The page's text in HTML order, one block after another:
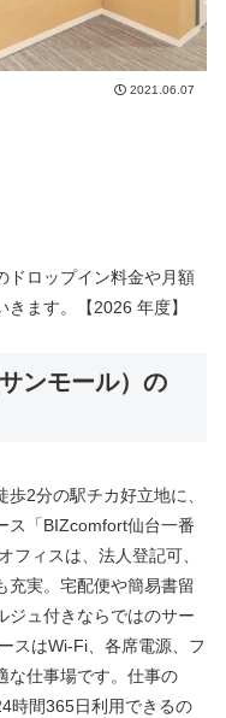
2021.06.07
ドロップイン料金や月額
ます。【2026 年度】
ンモール）の
2分の駅チカ好立地に、
ス「BIZcomfort仙台一番
フィスは、法人登記可、
充実。宅配便や簡易書留
ジュ付きならではのサー
スはWi-Fi、各席電源、フ
な仕事場です。仕事の
時間365日利用できるの